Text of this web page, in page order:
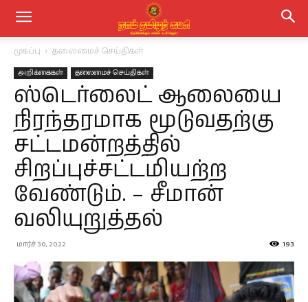
முகப்பு தலைமைச் செய்திகள்
அறிக்கைகள் தலைமைச் செய்திகள்
ஸ்டெர்லைட் ஆலையை
நிரந்தரமாக மூடுவதற்கு
சட்டமன்றத்தில்
சிறப்புச்சட்டமியற்ற
வேண்டும். – சீமான்
வலியுறுத்தல்
மார்ச் 30, 2022 193